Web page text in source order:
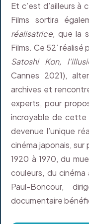
Et c’est d’ailleurs
Films sortira
réalisatrice, que la
Films. Ce 52’
Satoshi Kon,
Cannes 2021),
archives et
experts, pour
incroyable de cette
devenue l’unique
cinéma japonais,
1920 à 1970, du
couleurs, du
Paul-Boncour,
documentaire